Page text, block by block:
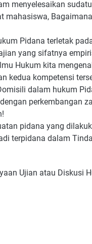
menyelesaikan
mahasiswa,
Pidana terletak
yang sifatnya
Hukum kita
kedua kompetensi
dalam hukum
perkembangan
pidana yang
terpidana dalam
Ujian atau Diskusi